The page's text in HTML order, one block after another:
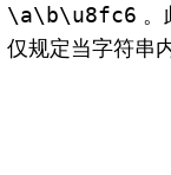
\a\b\u8fc6 。
规定当字符